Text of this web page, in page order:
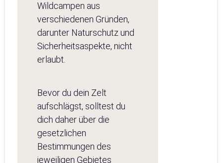
Wildcampen aus
verschiedenen Gründen,
darunter Naturschutz und
Sicherheitsaspekte, nicht
erlaubt.
Bevor du dein Zelt
aufschlägst, solltest du
dich daher über die
gesetzlichen
Bestimmungen des
jeweiligen Gebietes